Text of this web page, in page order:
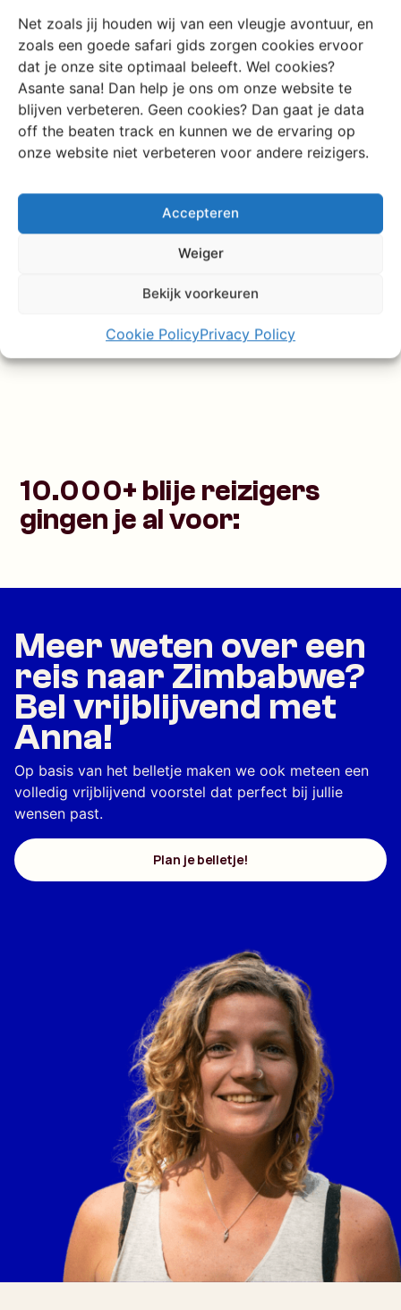
Net zoals jij houden wij van een vleugje avontuur, en
zoals een goede safari gids zorgen cookies ervoor
dat je onze site optimaal beleeft. Wel cookies?
Asante sana! Dan help je ons om onze website te
blijven verbeteren. Geen cookies? Dan gaat je data
off the beaten track en kunnen we de ervaring op
onze website niet verbeteren voor andere reizigers.
Accepteren
Weiger
Bekijk voorkeuren
Cookie PolicyPrivacy Policy
10.000+ blije reizigers
gingen je al voor:
Meer weten over een
reis naar Zimbabwe?
Bel vrijblijvend met
Anna!
Op basis van het belletje maken we ook meteen een
volledig vrijblijvend voorstel dat perfect bij jullie
wensen past.
Plan je belletje!